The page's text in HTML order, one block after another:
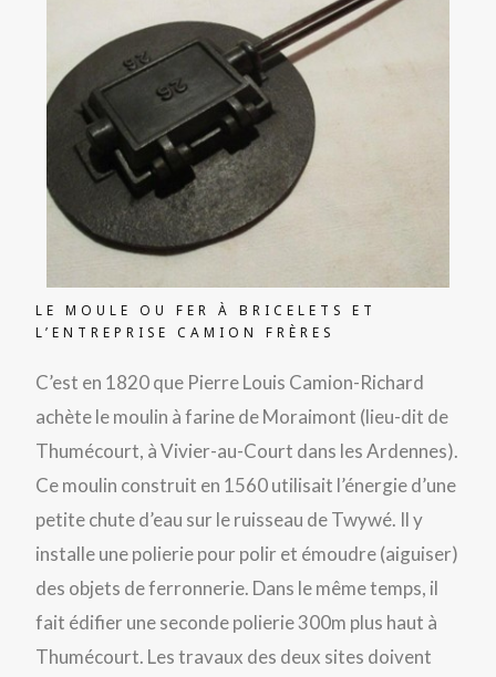
LE MOULE OU FER À BRICELETS ET
L’ENTREPRISE CAMION FRÈRES
C’est en 1820 que Pierre Louis Camion-Richard
achète le moulin à farine de Moraimont (lieu-dit de
Thumécourt, à Vivier-au-Court dans les Ardennes).
Ce moulin construit en 1560 utilisait l’énergie d’une
petite chute d’eau sur le ruisseau de Twywé. Il y
installe une polierie pour polir et émoudre (aiguiser)
des objets de ferronnerie. Dans le même temps, il
fait édifier une seconde polierie 300m plus haut à
Thumécourt. Les travaux des deux sites doivent